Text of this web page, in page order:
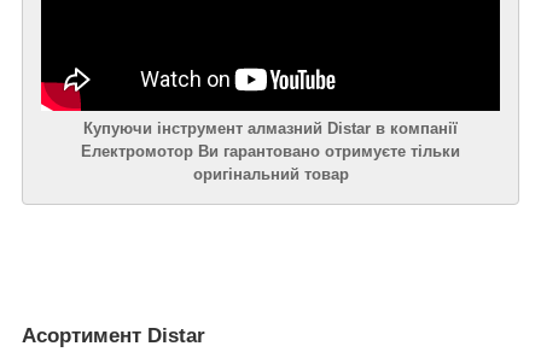
Купуючи інструмент алмазний Distar в компанії
Електромотор Ви гарантовано отримуєте тільки
оригінальний товар
Асортимент Distar